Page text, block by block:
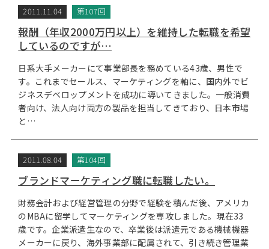
2011.11.04 第107回
報酬（年収2000万円以上）を維持した転職を希望
しているのですが…
日系大手メーカーにて事業部長を務めている43歳、男性で
す。これまでセールス、マーケティングを軸に、国内外でビ
ジネスデベロップメントを成功に導いてきました。一般消費
者向け、法人向け両方の製品を担当してきており、日本市場
と…
2011.08.04 第104回
ブランドマーケティング職に転職したい。
財務会計および経営管理の分野で経験を積んだ後、アメリカ
のMBAに留学してマーケティングを専攻しました。現在33
歳です。企業派遣生なので、卒業後は派遣元である機械機器
メーカーに戻り、海外事業部に配属されて、引き続き管理業